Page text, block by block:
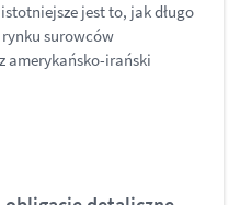
jest to, jak długo
surowców
amerykańsko-irański